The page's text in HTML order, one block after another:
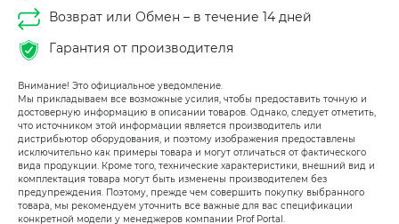
Возврат или Обмен – в течение 14 дней
Гарантия от производителя
Внимание! Это официальное уведомление.
Мы прикладываем все возможные усилия, чтобы предоставить точную и
достоверную информацию в описании товаров. Однако, следует отметить,
что источником этой информации является производитель или
дистрибьютор оборудования, и поэтому изображения предоставлены
исключительно как примеры товара и могут отличаться от фактического
вида продукции. Кроме того, технические характеристики, внешний вид и
комплектация товара могут быть изменены производителем без
предупреждения. Поэтому, прежде чем совершить покупку выбранного
товара, мы рекомендуем уточнить все важные для вас спецификации
конкретной модели у менеджеров компании Prof Portal.